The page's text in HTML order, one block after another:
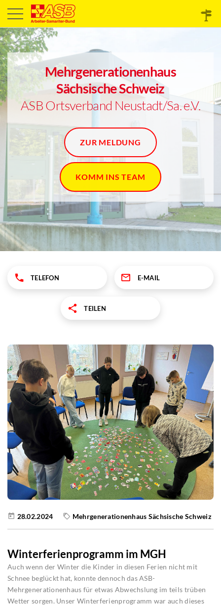
Mehrgenerationenhaus
Sächsische Schweiz
ASB Ortsverband Neustadt/Sa. e.V.
ZUR MELDUNG
KOMM INS TEAM
TELEFON E-MAIL
TEILEN
28.02.2024 Mehrgenerationenhaus Sächsische Schweiz
Winterferienprogramm im MGH
Auch wenn der Winter die Kinder in diesen Ferien nicht mit
Schnee beglückt hat, konnte dennoch das ASB-
Mehrgenerationenhaus für etwas Abwechslung im teils trüben
Wetter sorgen. Unser Winterferienprogramm war auch dieses